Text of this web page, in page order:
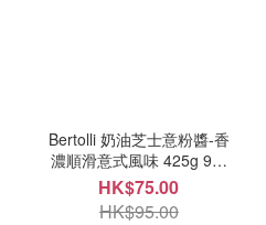
Bertolli 奶油芝士意粉醬-香
濃順滑意式風味 425g 9月
尾
HK$75.00
HK$95.00